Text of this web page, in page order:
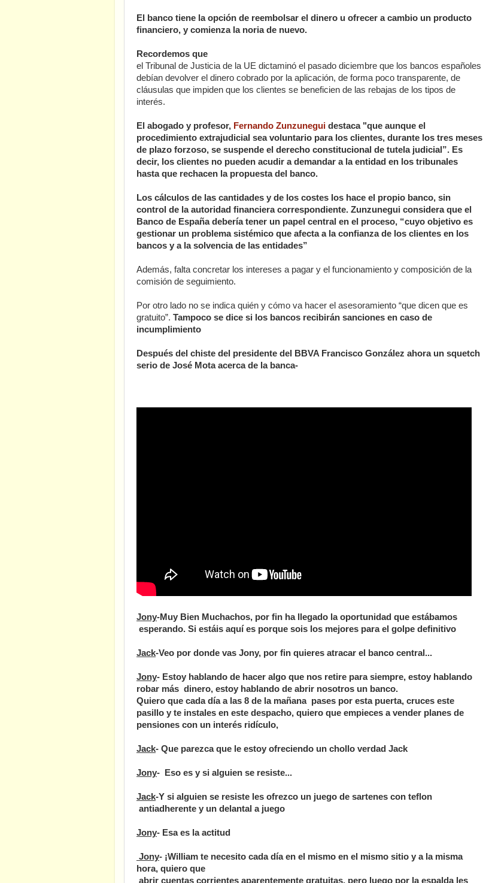
El banco tiene la opción de reembolsar el dinero u ofrecer a cambio un producto
financiero, y comienza la noria de nuevo.
Recordemos que
el Tribunal de Justicia de la UE dictaminó el pasado diciembre que los bancos españoles
debían devolver el dinero cobrado por la aplicación, de forma poco transparente, de
cláusulas que impiden que los clientes se beneficien de las rebajas de los tipos de
interés.
El abogado y profesor, Fernando Zunzunegui destaca "que aunque el
procedimiento extrajudicial sea voluntario para los clientes, durante los tres meses
de plazo forzoso, se suspende el derecho constitucional de tutela judicial”. Es
decir, los clientes no pueden acudir a demandar a la entidad en los tribunales
hasta que rechacen la propuesta del banco.
Los cálculos de las cantidades y de los costes los hace el propio banco, sin
control de la autoridad financiera correspondiente. Zunzunegui considera que el
Banco de España debería tener un papel central en el proceso, “cuyo objetivo es
gestionar un problema sistémico que afecta a la confianza de los clientes en los
bancos y a la solvencia de las entidades”
Además, falta concretar los intereses a pagar y el funcionamiento y composición de la
comisión de seguimiento.
Por otro lado no se indica quién y cómo va hacer el asesoramiento “que dicen que es
gratuito”. Tampoco se dice si los bancos recibirán sanciones en caso de
incumplimiento
Después del chiste del presidente del BBVA Francisco González ahora un squetch
serio de José Mota acerca de la banca-
Jony-Muy Bien Muchachos, por fin ha llegado la oportunidad que estábamos
esperando. Si estáis aquí es porque sois los mejores para el golpe definitivo
Jack-Veo por donde vas Jony, por fin quieres atracar el banco central...
Jony- Estoy hablando de hacer algo que nos retire para siempre, estoy hablando
robar más dinero, estoy hablando de abrir nosotros un banco.
Quiero que cada día a las 8 de la mañana pases por esta puerta, cruces este
pasillo y te instales en este despacho, quiero que empieces a vender planes de
pensiones con un interés ridículo,
Jack- Que parezca que le estoy ofreciendo un chollo verdad Jack
Jony- Eso es y si alguien se resiste...
Jack-Y si alguien se resiste les ofrezco un juego de sartenes con teflon
antiadherente y un delantal a juego
Jony- Esa es la actitud
Jony- ¡William te necesito cada día en el mismo en el mismo sitio y a la misma
hora, quiero que
abrir cuentas corrientes aparentemente gratuitas, pero luego por la espalda les